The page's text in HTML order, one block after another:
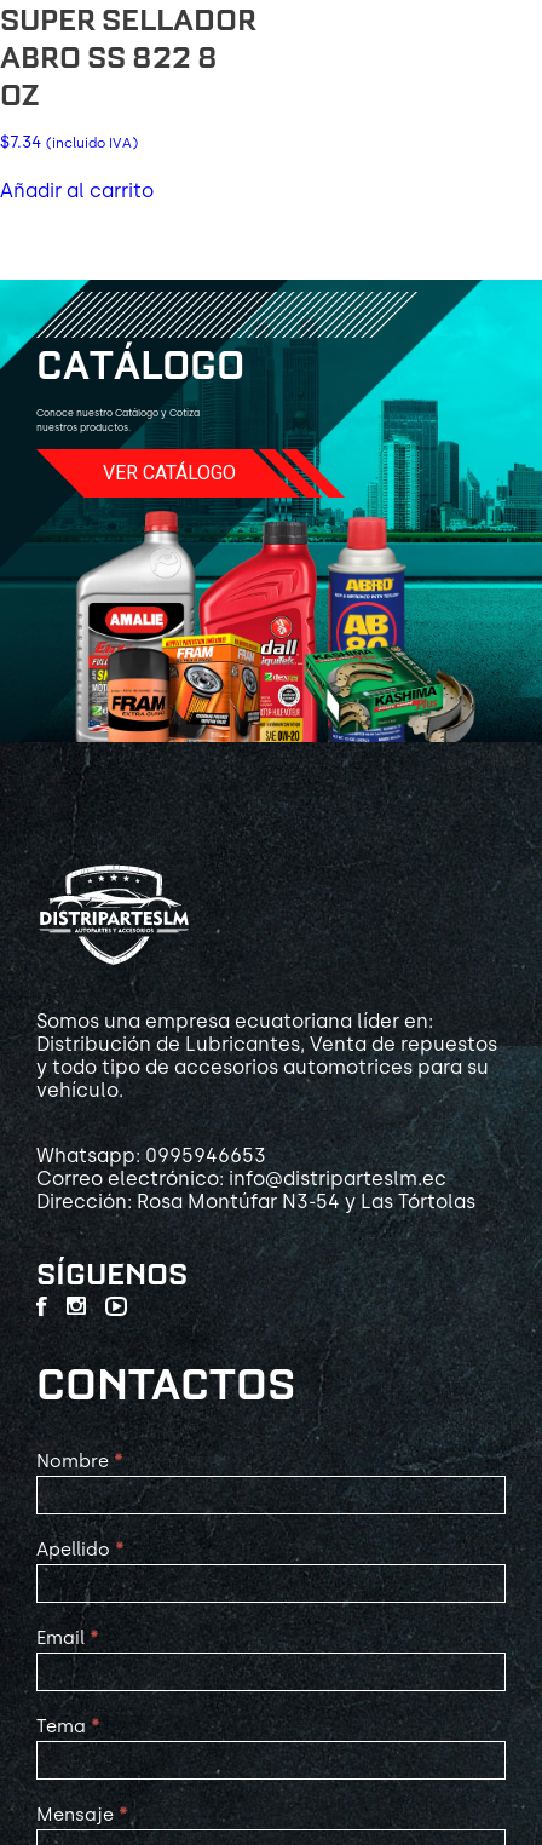
SUPER SELLADOR
ABRO SS 822 8
OZ
$7.34 (incluido IVA)
Añadir al carrito
CATÁLOGO
Conoce nuestro Catálogo y Cotiza
nuestros productos.
VER CATÁLOGO
Somos una empresa ecuatoriana líder en:
Distribución de Lubricantes, Venta de repuestos
y todo tipo de accesorios automotrices para su
vehículo.
Whatsapp: 0995946653
Correo electrónico: info@distriparteslm.ec
Dirección: Rosa Montúfar N3-54 y Las Tórtolas
SÍGUENOS
CONTACTOS
Contact
Us
Nombre *
Apellido *
Email *
Tema *
Mensaje *